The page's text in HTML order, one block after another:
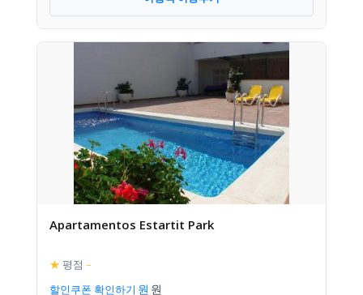
Apartamentos Estartit Park
★ 평점 –
할인쿠폰 확인하기